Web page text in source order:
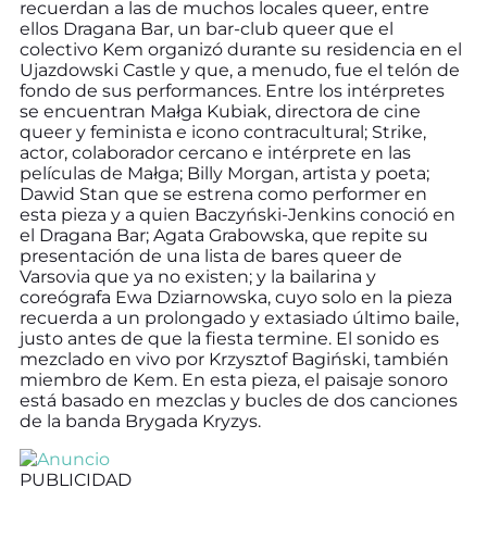
recuerdan a las de muchos locales queer, entre
ellos Dragana Bar, un bar-club queer que el
colectivo Kem organizó durante su residencia en el
Ujazdowski Castle y que, a menudo, fue el telón de
fondo de sus performances. Entre los intérpretes
se encuentran Małga Kubiak, directora de cine
queer y feminista e icono contracultural; Strike,
actor, colaborador cercano e intérprete en las
películas de Małga; Billy Morgan, artista y poeta;
Dawid Stan que se estrena como performer en
esta pieza y a quien Baczyński-Jenkins conoció en
el Dragana Bar; Agata Grabowska, que repite su
presentación de una lista de bares queer de
Varsovia que ya no existen; y la bailarina y
coreógrafa Ewa Dziarnowska, cuyo solo en la pieza
recuerda a un prolongado y extasiado último baile,
justo antes de que la fiesta termine. El sonido es
mezclado en vivo por Krzysztof Bagiński, también
miembro de Kem. En esta pieza, el paisaje sonoro
está basado en mezclas y bucles de dos canciones
de la banda Brygada Kryzys.
PUBLICIDAD